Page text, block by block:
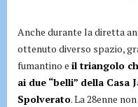
Anche durante la diretta
ottenuto diverso spazio,
fumantino e il triangolo
ai due “belli” della
Spolverato. La 28enne